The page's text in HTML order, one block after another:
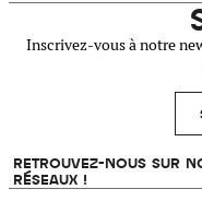
Inscrivez-vous à notre
RETROUVEZ-NOUS SUR
RÉSEAUX !